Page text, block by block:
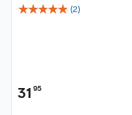
☆☆☆☆☆ (2)
31 95